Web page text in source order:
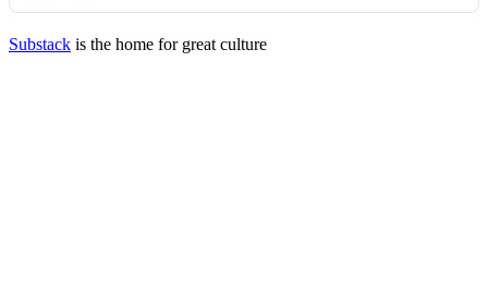
Substack is the home for great culture